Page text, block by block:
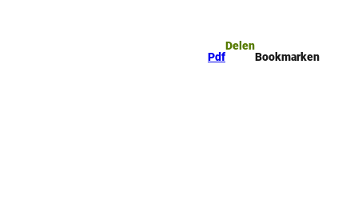
Pdf
Delen
Bookmarken